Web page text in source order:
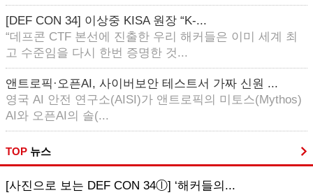
[DEF CON 34] 이상중 KISA 원장 “K-...
“데프콘 CTF 본선에 진출한 우리 해커들은 이미 세계 최
고 수준임을 다시 한번 증명한 것...
앤트로픽·오픈AI, 사이버보안 테스트서 가짜 신원 ...
영국 AI 안전 연구소(AISI)가 앤트로픽의 미토스(Mythos)
AI와 오픈AI의 솔(...
TOP 뉴스
[사진으로 보는 DEF CON 34ⓛ] ‘해커들의...